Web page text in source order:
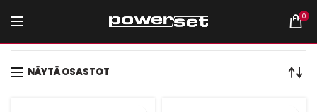
0
NÄYTÄ OSASTOT